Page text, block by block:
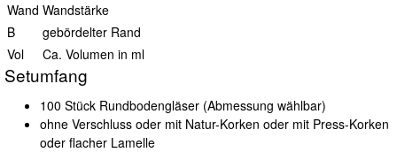
Wand Wandstärke
B
gebördelter Rand
Vol
Ca. Volumen in ml
Setumfang
100 Stück Rundbodengläser (Abmessung wählbar)
ohne Verschluss oder mit Natur-Korken oder mit Press-Korken
oder flacher Lamelle